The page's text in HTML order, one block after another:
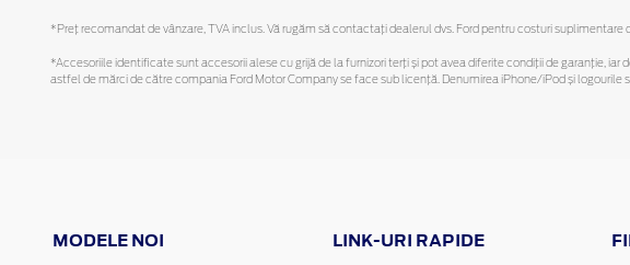
*Preţ recomandat de vânzare, TVA inclus. Vă rugăm să contactaţi dealerul dvs. Ford pentru costuri
*Accesoriile identificate sunt accesorii alese cu grijă de la furnizori terți și pot avea diferite condiții de garanție,
astfel de mărci de către compania Ford Motor Company se face sub licență. Denumirea iPhone/iPod și
MODELE NOI LINK-URI RAPIDE